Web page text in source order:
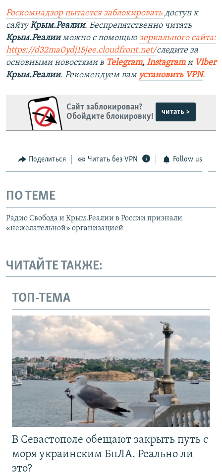
Роскомнадзор пытается заблокировать доступ к
сайтуКрым.Реалии. Беспрепятственно читать
Крым.Реалииможно с помощью зеркального сайта:
https://d32ma0ydj15jee.cloudfront.net/следите за
основными новостями в Telegram, Instagramи Viber
Крым.Реалии. Рекомендуем вам установить VPN.
Сайт заблокирован?
Обойдите блокировку!
читать >
Поделиться Читать без VPN Follow us
ПО ТЕМЕ
Радио Свобода и Крым.Реалии в России признали
«нежелательной» организацией
ЧИТАЙТЕ ТАКЖЕ:
ТОП-ТЕМА
В Севастополе обещают закрыть путь с
моря украинским БпЛА. Реально ли
это?